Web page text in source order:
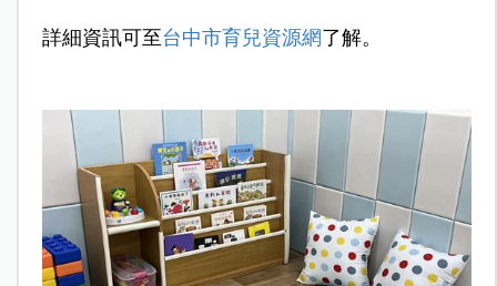
詳細資訊可至台中市育兒資源網了解。